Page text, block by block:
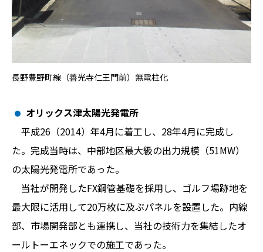
長野豊野町線（善光寺仁王門前）無電柱化
オリックス津太陽光発電所
平成26（2014）年4月に着工し、28年4月に完成し
た。完成当時は、中部地区最大級の出力規模（51MW）
の太陽光発電所であった。
当社が開発したFX鋼管基礎を採用し、ゴルフ場跡地を
最大限に活用して20万枚に及ぶパネルを設置した。内線
部、市場開発部とも連携し、当社の技術力を集結したオ
ールトーエネックでの施工であった。